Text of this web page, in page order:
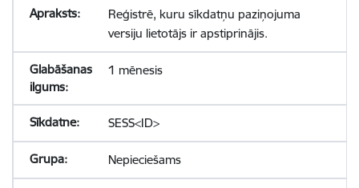
Reģistrē, kuru sīkdatņu paziņojuma
versiju lietotājs ir apstiprinājis.
1 mēnesis
SESS<ID>
Nepieciešams